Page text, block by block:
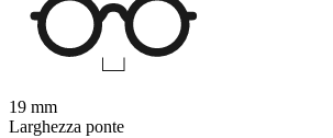
19 mm
Larghezza ponte